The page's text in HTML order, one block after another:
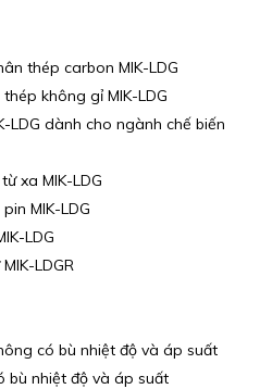
thép carbon MIK-LDG
không gỉ MIK-LDG
LDG dành cho ngành chế biến
xa MIK-LDG
MIK-LDG
LDG
LDGR
có bù nhiệt độ và áp suất
bù nhiệt độ và áp suất